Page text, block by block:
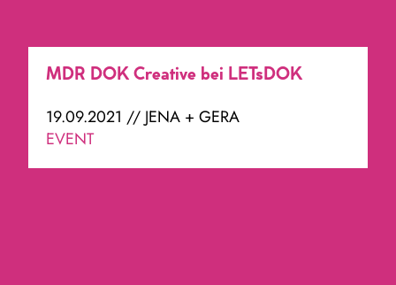
MDR DOK Creative bei LETsDOK
19.09.2021 // JENA + GERA
EVENT